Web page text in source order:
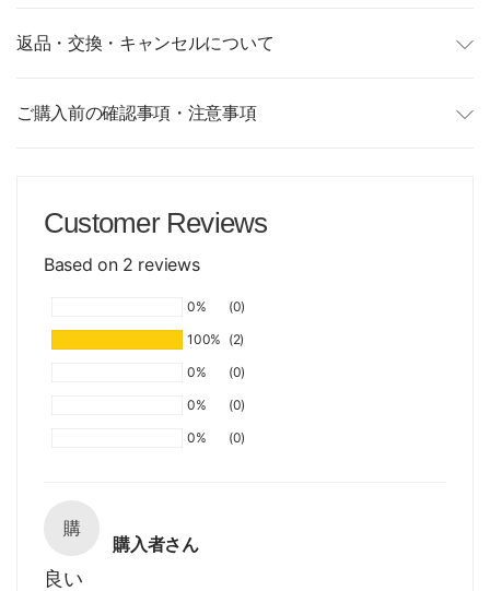
返品・交換・キャンセルについて
ご購入前の確認事項・注意事項
Customer Reviews
Based on 2 reviews
0%
(0)
100% (2)
0%
(0)
0%
(0)
0%
(0)
購
購入者さん
良い